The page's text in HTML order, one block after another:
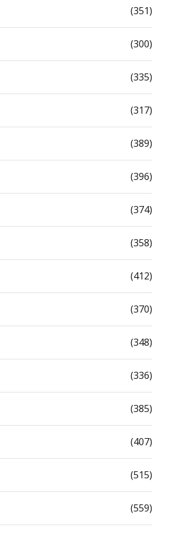
(351)
(300)
(335)
(317)
(389)
(396)
(374)
(358)
(412)
(370)
(348)
(336)
(385)
(407)
(515)
(559)